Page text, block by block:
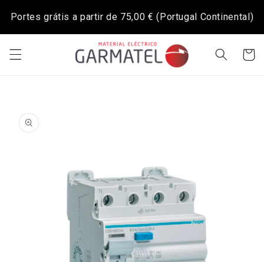
Portes grátis a partir de 75,00 € (Portugal Continental)
para o
conteúdo
informação
do produto